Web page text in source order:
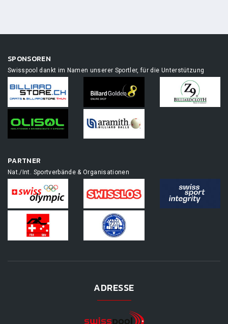
SPONSOREN
Swisspool dankt im Namen unserer Sportler, für die Unterstützung
PARTNER
Nat./Int. Sportverbände & Organisationen
ADRESSE